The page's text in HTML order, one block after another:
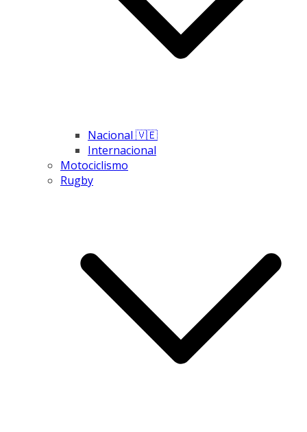
Nacional 🇻🇪
Internacional
Motociclismo
Rugby